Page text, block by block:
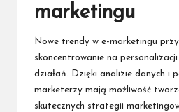
marketingu
Nowe trendy w e-marketingu
skoncentrowanie na
działań. Dzięki analizie danych i
marketerzy mają możliwość
skutecznych strategii